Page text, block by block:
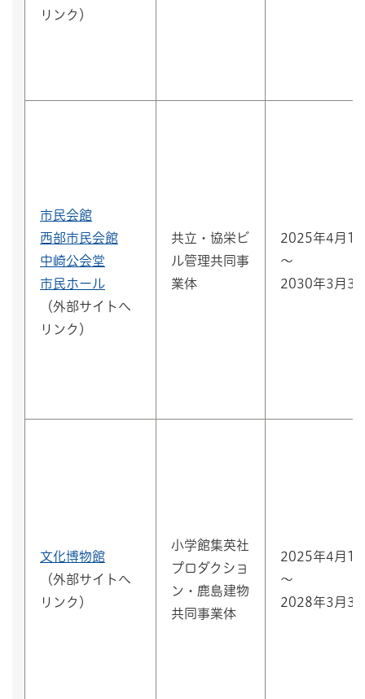
リンク）
市民会館
西部市民会館
中崎公会堂
市民ホール
（外部サイトへ
リンク）
共立・協栄ビ
ル管理共同事
業体
2025年4月1
～
2030年3月31
文化博物館
（外部サイトへ
リンク）
小学館集英社
プロダクショ
ン・鹿島建物
共同事業体
2025年4月1
～
2028年3月31